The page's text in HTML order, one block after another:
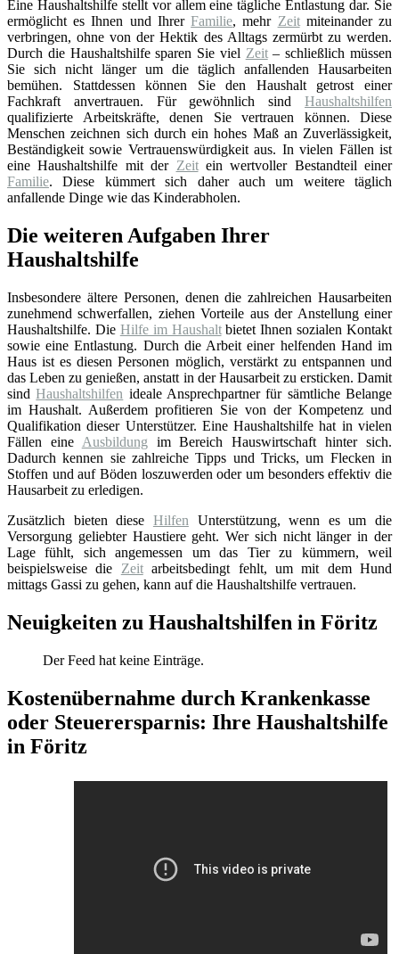
Eine Haushaltshilfe stellt vor allem eine tägliche Entlastung dar. Sie
ermöglicht es Ihnen und IhrerFamilie, mehr Zeitmiteinander zu
verbringen, ohne von der Hektik des Alltags zermürbt zu werden.
Durch die Haushaltshilfe sparen Sie viel Zeit– schließlich müssen
Sie sich nicht länger um die täglich anfallenden Hausarbeiten
bemühen. Stattdessen können Sie den Haushalt getrost einer
Fachkraft anvertrauen. Für gewöhnlich sind Haushaltshilfen
qualifizierte Arbeitskräfte, denen Sie vertrauen können. Diese
Menschen zeichnen sich durch ein hohes Maß an Zuverlässigkeit,
Beständigkeit sowie Vertrauenswürdigkeit aus. In vielen Fällen ist
eine Haushaltshilfe mit der Zeitein wertvoller Bestandteil einer
Familie. Diese kümmert sich daher auch um weitere täglich
anfallende Dinge wie das Kinderabholen.
Die weiteren Aufgaben Ihrer
Haushaltshilfe
Insbesondere ältere Personen, denen die zahlreichen Hausarbeiten
zunehmend schwerfallen, ziehen Vorteile aus der Anstellung einer
Haushaltshilfe. Die Hilfe im Haushaltbietet Ihnen sozialen Kontakt
sowie eine Entlastung. Durch die Arbeit einer helfenden Hand im
Haus ist es diesen Personen möglich, verstärkt zu entspannen und
das Leben zu genießen, anstatt in der Hausarbeit zu ersticken. Damit
sindHaushaltshilfen ideale Ansprechpartner für sämtliche Belange
im Haushalt. Außerdem profitieren Sie von der Kompetenz und
Qualifikation dieser Unterstützer. Eine Haushaltshilfe hat in vielen
Fällen eine Ausbildung im Bereich Hauswirtschaft hinter sich.
Dadurch kennen sie zahlreiche Tipps und Tricks, um Flecken in
Stoffen und auf Böden loszuwerden oder um besonders effektiv die
Hausarbeit zu erledigen.
Zusätzlich bieten diese Hilfen Unterstützung, wenn es um die
Versorgung geliebter Haustiere geht. Wer sich nicht länger in der
Lage fühlt, sich angemessen um das Tier zu kümmern, weil
beispielsweise die Zeitarbeitsbedingt fehlt, um mit dem Hund
mittags Gassi zu gehen, kann auf die Haushaltshilfe vertrauen.
Neuigkeiten zu Haushaltshilfen in Föritz
Der Feed hat keine Einträge.
Kostenübernahme durch Krankenkasse
oder Steuerersparnis: Ihre Haushaltshilfe
in Föritz